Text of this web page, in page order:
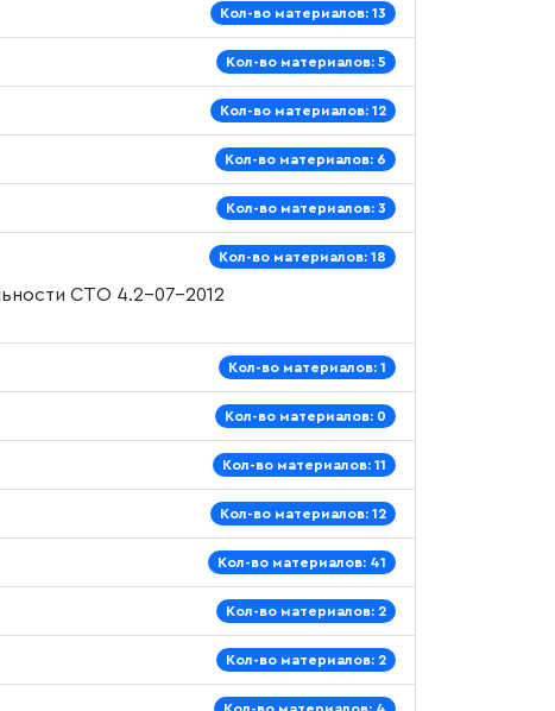
Кол-во материалов: 13
Кол-во материалов: 5
Кол-во материалов: 12
Кол-во материалов: 6
Кол-во материалов: 3
Кол-во материалов: 18
СТО 4.2–07–2012
Кол-во материалов: 1
Кол-во материалов: 0
Кол-во материалов: 11
Кол-во материалов: 12
Кол-во материалов: 41
Кол-во материалов: 2
Кол-во материалов: 2